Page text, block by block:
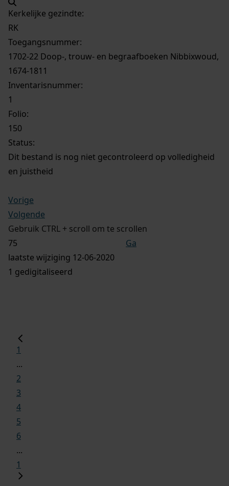
Kerkelijke gezindte:
RK
Toegangsnummer:
1702-22 Doop-, trouw- en begraafboeken Nibbixwoud,
1674-1811
Inventarisnummer:
1
Folio:
150
Status:
Dit bestand is nog niet gecontroleerd op volledigheid
en juistheid
Vorige
Volgende
Gebruik CTRL + scroll om te scrollen
Ga
laatste wijziging 12-06-2020
1 gedigitaliseerd
1
...
2
3
4
5
6
...
1